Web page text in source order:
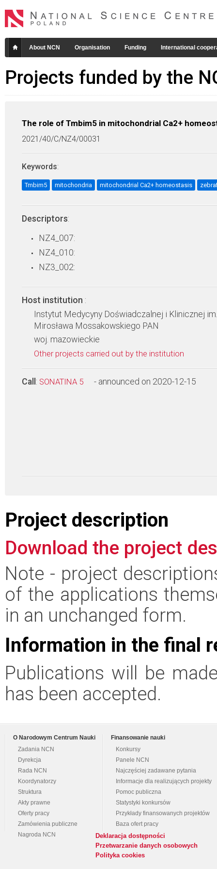
About NCN Organisation Funding International
Projects funded by the
The role of Tmbim5 in mitochondrial Ca2+
2021/40/C/NZ4/00031
Keywords:
Tmbim5 mitochondria mitochondrial Ca2+ homeostasis
Descriptors:
NZ4_007:
NZ4_010:
NZ3_002:
Host institution :
Instytut Medycyny Doświadczalnej i Klinicznej im.
Mirosława Mossakowskiego PAN
woj. mazowieckie
Other projects carried out by the institution
Call : SONATINA 5 - announced on 2020-12-15
Project description
Download the project
Note - project
of the applications
in an unchanged form.
Information in the final
Publications will be
has been accepted.
O Narodowym Centrum Nauki
Zadania NCN
Dyrekcja
Rada NCN
Koordynatorzy
Struktura
Akty prawne
Oferty pracy
Zamówienia publiczne
Nagroda NCN
Finansowanie nauki
Konkursy
Panele NCN
Najczęściej zadawane pytania
Informacje dla realizujących projekty
Pomoc publiczna
Statystyki konkursów
Przykłady finansowanych projektów
Baza ofert pracy
Deklaracja dostępności
Przetwarzanie danych osobowych
Polityka cookies